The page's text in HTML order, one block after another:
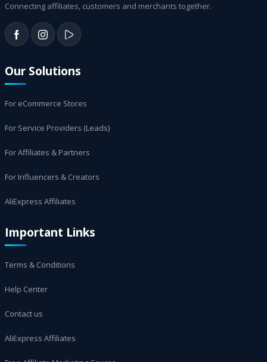
Connecting affiliates, customers and merchants together.
Our Solutions
For eCommerce Stores
For Service Providers (Leads)
For Affiliates & Partners
For Influencers & Creators
AliExpress Affiliates
Important Links
Terms & Conditions
Help Center
Contact us
AliExpress Affiliates